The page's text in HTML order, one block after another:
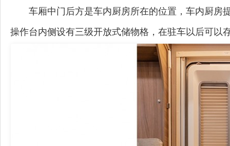
车厢中门后方是车内厨房所在的位置，车内厨房
操作台内侧设有三级开放式储物格，在驻车以后可